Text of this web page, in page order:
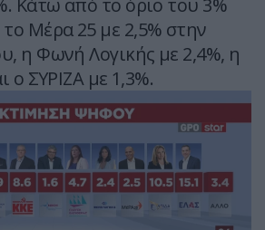
Μέρα 25 με 2,5% στην
η Φωνή Λογικής με 2,4%, η
ο ΣΥΡΙΖΑ με 1,3%.